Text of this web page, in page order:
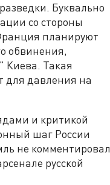
Буквально
со стороны
планируют
обвинения,
Киева. Такая
для давления на
и критикой
шаг России
не комментировал
русской